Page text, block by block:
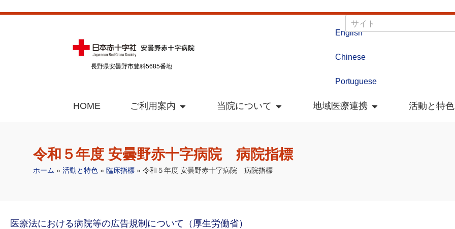
長野県安曇野市豊科5685番地
English
Chinese
Portuguese
HOME ご利用案内 当院について 地域医療連携 活動と特色
令和５年度 安曇野赤十字病院 病院指標
ホーム » 活動と特色 » 臨床指標 » 令和５年度 安曇野赤十字病院 病院指標
医療法における病院等の広告規制について（厚生労働省）